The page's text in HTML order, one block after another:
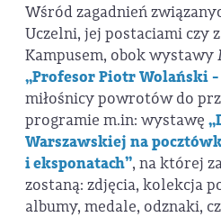
Wśród zagadnień
Uczelni, jej postaciami czy
Kampusem, obok wystawy
„Profesor Piotr Wolański -
miłośnicy powrotów do
programie m.in: wystawę
Warszawskiej na
i eksponatach”, na której
zostaną: zdjęcia, kolekcja
albumy, medale, odznaki,